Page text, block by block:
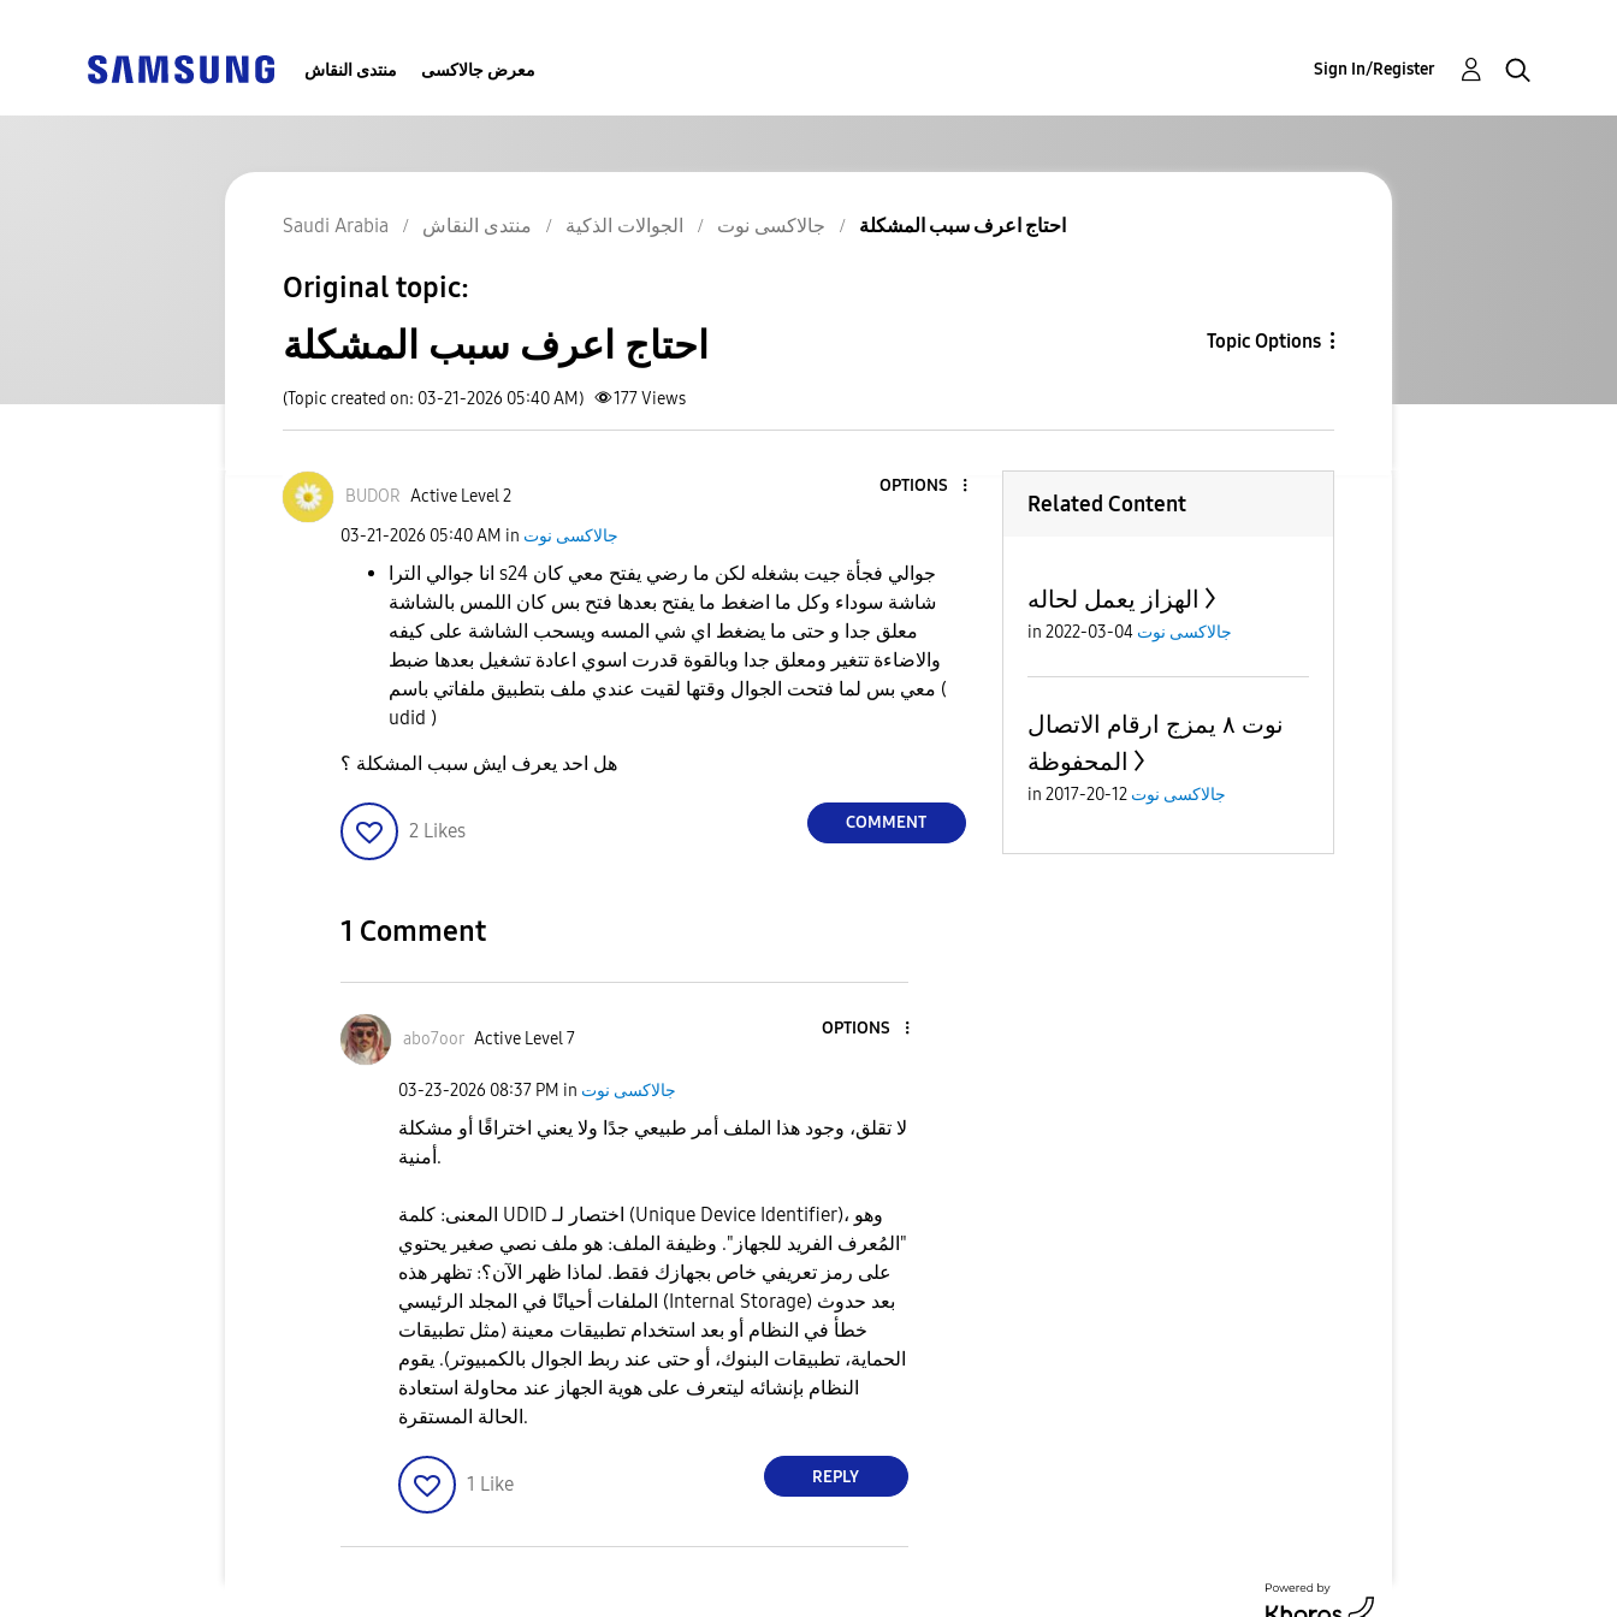
منتدى النقاش معرض جالاكسى Sign In/Register
Saudi Arabia منتدى النقاش الجوالات الذكية جالاكسى نوت احتاج اعرف سبب المشكلة
Original topic:
احتاج اعرف سبب المشكلة Topic Options
(Topic created on: 03-21-2026 05:40 AM) 177Views
BUDOR Active Level 2
OPTIONS
‎03-21-2026 05:40 AM in جالاكسى نوت
انا جوالي الترا s24 جوالي فجأة جيت بشغله لكن ما رضي يفتح معي كان
شاشة سوداء وكل ما اضغط ما يفتح بعدها فتح بس كان اللمس بالشاشة
معلق جدا و حتى ما يضغط اي شي المسه ويسحب الشاشة على كيفه
والاضاءة تتغير ومعلق جدا وبالقوة قدرت اسوي اعادة تشغيل بعدها ضبط
معي بس لما فتحت الجوال وقتها لقيت عندي ملف بتطبيق ملفاتي باسم (
udid )
2 Likes COMMENT
1 Comment
abo7oor Active Level 7
OPTIONS
‎03-23-2026 08:37 PM in جالاكسى نوت
​لا تقلق، وجود هذا الملف أمر طبيعي جدًا ولا يعني اختراقًا أو مشكلة
أمنية.
​المعنى: كلمة UDID اختصار لـ (Unique Device Identifier)، وهو
"المُعرف الفريد للجهاز". ​وظيفة الملف: هو ملف نصي صغير يحتوي
على رمز تعريفي خاص بجهازك فقط. ​لماذا ظهر الآن؟: تظهر هذه
الملفات أحيانًا في المجلد الرئيسي (Internal Storage) بعد حدوث
خطأ في النظام أو بعد استخدام تطبيقات معينة (مثل تطبيقات
الحماية، تطبيقات البنوك، أو حتى عند ربط الجوال بالكمبيوتر). يقوم
النظام بإنشائه ليتعرف على هوية الجهاز عند محاولة استعادة
الحالة المستقرة.
1 Like REPLY
Related Content
الهزاز يعمل لحاله
in جالاكسى نوت 04-03-2022
نوت ٨ يمزج ارقام الاتصال
المحفوظة
in جالاكسى نوت 12-20-2017